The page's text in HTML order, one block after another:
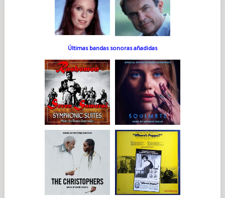
Últimas bandas sonoras añadidas